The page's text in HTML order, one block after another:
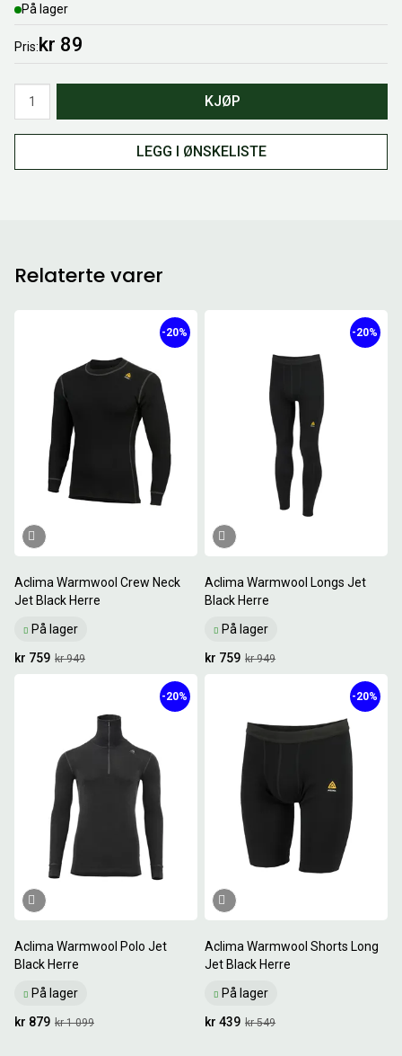
På lager
Pris kr 89
KJØP
LEGG I ØNSKELISTE
Relaterte varer
Aclima Warmwool Crew Neck
Jet Black Herre
På lager
-20%
kr 949
kr 759
Aclima Warmwool Longs Jet
Black Herre
På lager
-20%
kr 949
kr 759
Aclima Warmwool Polo Jet
Black Herre
På lager
-20%
kr 1 099
kr 879
Aclima Warmwool Shorts Long
Jet Black Herre
På lager
-20%
kr 549
kr 439